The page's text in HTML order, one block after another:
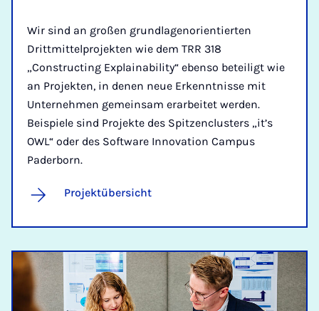
Wir sind an großen grundlagenorientierten
Drittmittelprojekten wie dem TRR 318
„Constructing Explainability“ ebenso beteiligt wie
an Projekten, in denen neue Erkenntnisse mit
Unternehmen gemeinsam erarbeitet werden.
Beispiele sind Projekte des Spitzenclusters „it’s
OWL“ oder des Software Innovation Campus
Paderborn.
Projektübersicht